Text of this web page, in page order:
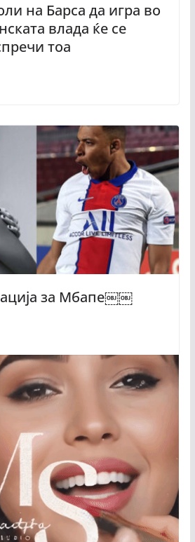
на Барса да игра во
влада ќе се
тоа
за Мбапе￼￼